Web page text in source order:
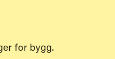
for bygg.